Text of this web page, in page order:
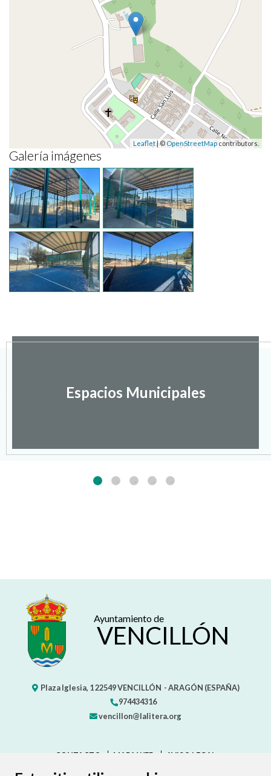
Leaflet| ©OpenStreetMapcontributors.
Galería imágenes
Espacios Municipales
Ayuntamiento de
VENCILLÓN
Plaza Iglesia, 122549VENCILLÓN - ARAGÓN (ESPAÑA)
974434316
vencillon@lalitera.org
CONTACTO MAPA WEB
AVISO LEGAL
PROTECCIÓN DE DATOS